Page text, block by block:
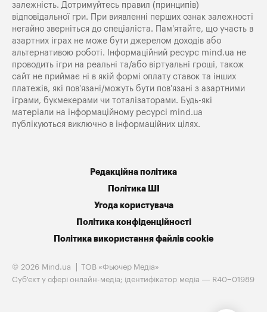
залежність. Дотримуйтесь правил (принципів)
відповідальної гри. При виявленні перших ознак залежності
негайно зверніться до спеціаліста. Пам'ятайте, що участь в
азартних іграх не може бути джерелом доходів або
альтернативою роботі. Інформаційний ресурс mind.ua не
проводить ігри на реальні та/або віртуальні гроші, також
сайт не приймає ні в якій формі оплату ставок та інших
платежів, які пов’язані/можуть бути пов’язані з азартними
іграми, букмекерами чи тоталізаторами. Будь-які
матеріали на інформаційному ресурсі mind.ua
публікуються виключно в інформаційних цілях.
Редакційна політика
Політика ШІ
Угода користувача
Політика конфіденційності
Політика використання файлів cookie
© 2026 Mind.ua
ТОВ «Фьючер Медiа»
Cуб'єкт у сфері онлайн-медіа; ідентифікатор медіа — R40−01989